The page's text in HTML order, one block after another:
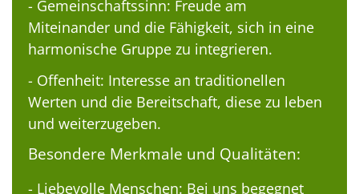
- Gemeinschaftssinn: Freude am
Miteinander und die Fähigkeit, sich in eine
harmonische Gruppe zu integrieren.
- Offenheit: Interesse an traditionellen
Werten und die Bereitschaft, diese zu leben
und weiterzugeben.
Besondere Merkmale und Qualitäten:
- Liebevolle Menschen: Bei uns begegnet